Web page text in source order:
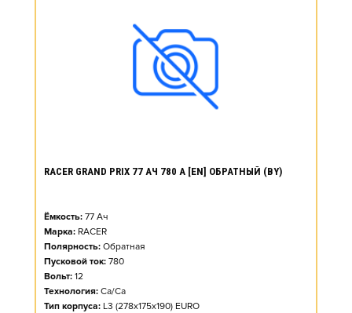
RACER GRAND PRIX 77 АЧ 780 А [EN] ОБРАТНЫЙ (BY)
Ёмкость: 77 Ач
Марка: RACER
Полярность: Обратная
Пусковой ток: 780
Вольт: 12
Технология: Ca/Ca
Тип корпуса: L3 (278x175x190) EURO